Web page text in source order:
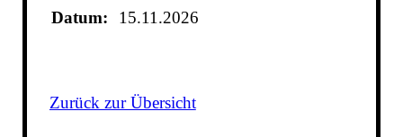
Datum:
15.11.2026
Zurück zur Übersicht